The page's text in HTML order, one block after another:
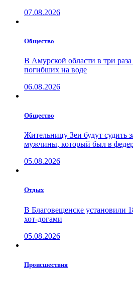
07.08.2026
Общество
В Амурской области в три
погибших на воде
06.08.2026
Общество
Жительницу Зеи будут судить
мужчины, который был в
05.08.2026
Отдых
В Благовещенске установили
хот-догами
05.08.2026
Проиcшествия